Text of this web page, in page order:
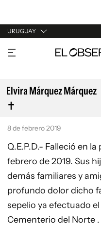
URUGUAY
URUGUAY
ARGENTINA
ESPAÑA
ESTADOS UNIDOS
Elvira Márquez Márquez
8 de febrero 2019
Q.E.P.D.- Falleció en
febrero de 2019. Sus
demás familiares y
profundo dolor dicho
sepelio ya efectuado
Cementerio del Norte